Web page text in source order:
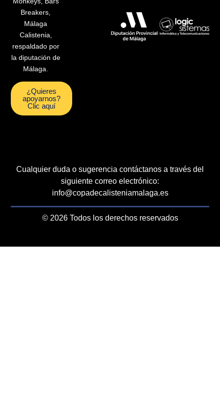
Breakers,
Málaga
Calistenia,
respaldado por
la diputación de
Málaga
¿Quieres
apoyarnos?
Clic aquí
Cualquier duda o sugerencia contáctanos a través del
siguiente correo electrónico:
info@copadecalisteniamalaga.es
© 2026 Todos los derechos reservados